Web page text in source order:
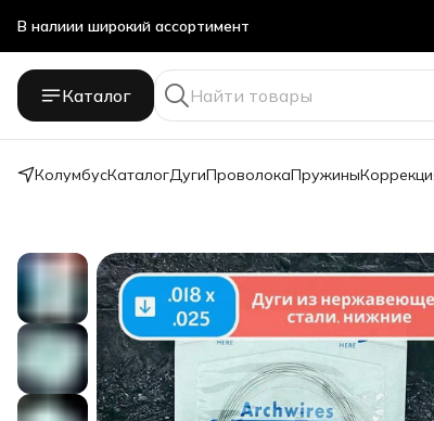
В налиии широкий ассортимент
Стоматологичечкие материалы оптом и в розницу
Каталог
КолумбусКаталогДугиПроволокаПружины